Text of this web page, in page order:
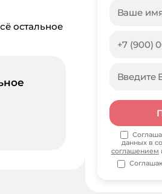
остальное
данных в
соглашением